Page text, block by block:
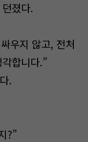
졌다.
우지 않고, 전처
합니다.”
.
?”